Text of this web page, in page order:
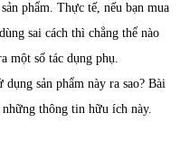
phẩm. Thực tế, nếu bạn mua
sai cách thì chẳng thể nào
một số tác dụng phụ.
sản phẩm này ra sao? Bài
thông tin hữu ích này.